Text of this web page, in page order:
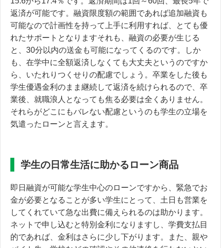
返済が可能です。融資限度額の範囲であれば追加融資も
可能なので計画性を持って上手に利用すれば、とても優
れたサポートとなりますそれも、融資の必要が生じる
と、30分以内の送金も可能になってくるのです。しか
も、在学中に全額返済しなくても大丈夫というのですか
ら、いたれりつくせりの配慮でしょう。卒業をした後も
学生優遇金利のまま継続して返済を続けられるので、卒
業後、就職浪人となっても焦る必要は全くありません。
それらがどこにもバレない配慮というのも学生の立場を
気遣ったローンと言えます。
学生の日常生活に助かるローン商品
即日融資が可能な学生中心のローンですから、緊急でお
金が必要となることが多い学生にとって、土日も営業を
してくれていて急な出費に備えられるのは助かります。
ネットで申し込むと特別金利になりますし、学費支払目
的であれば、金利はさらに少し下がります。また、親や